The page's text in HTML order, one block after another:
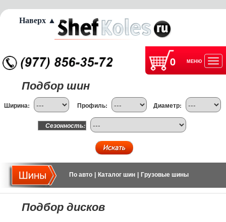
0 МЕНЮ
Подбор шин
Ширина: Профиль: Диаметр:
Сезонность:
По авто Каталог шин Грузовые шины
Подбор дисков
Наверх ▲